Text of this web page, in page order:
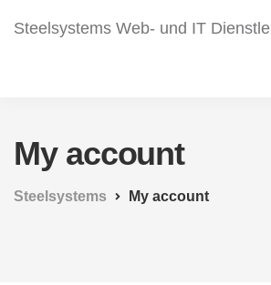
Steelsystems Web- und IT
My account
Steelsystems My account